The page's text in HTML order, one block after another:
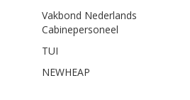
Vakbond Nederlands
Cabinepersoneel
TUI
NEWHEAP